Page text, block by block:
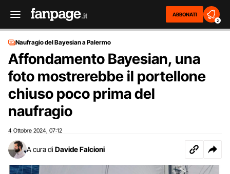
ABBONATI
2
Naufragio del Bayesian a Palermo
Affondamento Bayesian, una
foto mostrerebbe il portellone
chiuso poco prima del
naufragio
4 Ottobre 2024 07:12
A cura di Davide Falcioni